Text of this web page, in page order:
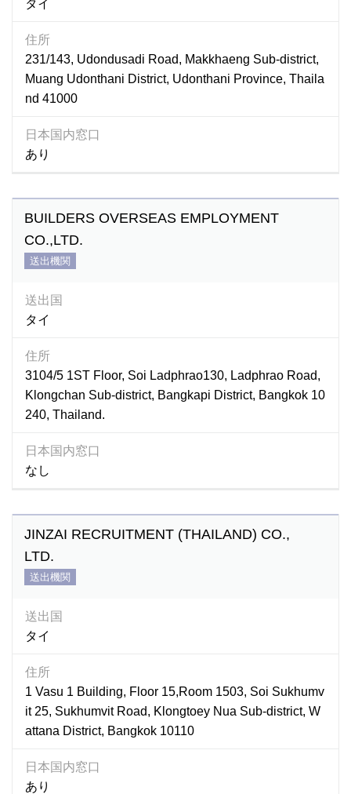
タイ
住所
231/143, Udondusadi Road, Makkhaeng Sub-district,
Muang Udonthani District, Udonthani Province, Thaila
nd 41000
日本国内窓口
あり
BUILDERS OVERSEAS EMPLOYMENT
CO.,LTD.
送出機関
送出国
タイ
住所
3104/5 1ST Floor, Soi Ladphrao130, Ladphrao Road,
Klongchan Sub-district, Bangkapi District, Bangkok 10
240, Thailand.
日本国内窓口
なし
JINZAI RECRUITMENT (THAILAND) CO.,
LTD.
送出機関
送出国
タイ
住所
1 Vasu 1 Building, Floor 15,Room 1503, Soi Sukhumv
it 25, Sukhumvit Road, Klongtoey Nua Sub-district, W
attana District, Bangkok 10110
日本国内窓口
あり